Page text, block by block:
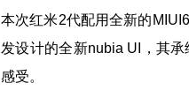
本次红米2代配用全新的
发设计的全新nubia UI，其
感受。